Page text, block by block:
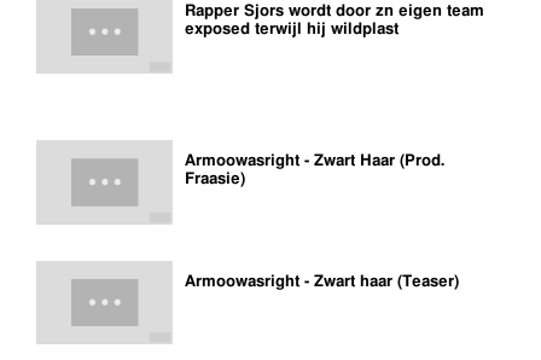
Rapper Sjors wordt door zn eigen team
exposed terwijl hij wildplast
Armoowasright - Zwart Haar (Prod.
Fraasie)
Armoowasright - Zwart haar (Teaser)